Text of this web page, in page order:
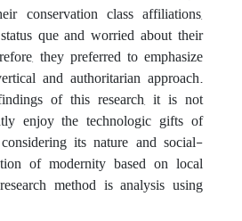
conservation class affiliations,
que and worried about their
they preferred to emphasize
and authoritarian approach.
of this research, it is not
enjoy the technologic gifts of
its nature and social-
of modernity based on local
method is analysis using